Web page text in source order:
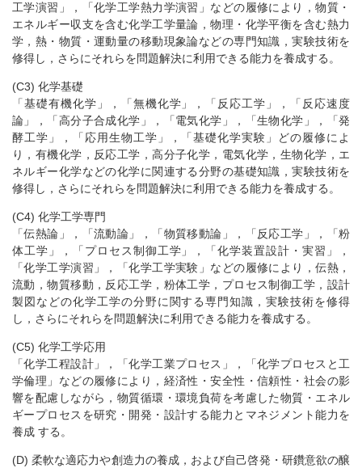
工学演習」，「化学工学熱力学演習」などの履修により，物質・
エネルギー収支を含む化学工学量論，物理・化学平衡を含む熱力
学，熱・物質・運動量の移動現象論などの専門知識，実験技術を
修得し，さらにそれらを問題解決に利用できる能力を養成する。
(C3) 化学基礎
「基礎有機化学」，「無機化学」，「反応工学」，「反応速度
論」，「高分子合成化学」，「電気化学」，「生物化学」，「発
酵工学」，「応用生物工学」，「基礎化学実験」どの履修によ
り，有機化学，反応工学，高分子化学，電気化学，生物化学，エ
ネルギー化学などの化学に関連する分野の基礎知識，実験技術を
修得し，さらにそれらを問題解決に利用できる能力を養成する。
(C4) 化学工学専門
「伝熱論」，「流動論」，「物質移動論」，「反応工学」，「粉
体工学」，「プロセス制御工学」，「化学装置設計・実習」，
「化学工学演習」，「化学工学実験」などの履修により，伝熱，
流動，物質移動，反応工学，粉体工学，プロセス制御工学，設計
製図などの化学工学の分野に関する専門知識，実験技術を修得
し，さらにそれらを問題解決に利用できる能力を養成する。
(C5) 化学工学応用
「化学工程設計」，「化学工業プロセス」，「化学プロセスと工
学倫理」などの履修により，経済性・安全性・信頼性・社会の影
響を配慮しながら，物質循環・環境負荷を考慮した物質・エネル
ギープロセスを研究・開発・設計する能力とマネジメント能力を
養成 する。
(D) 柔軟な適応力や創造力の養成，および自己啓発・研鑽意欲の醸